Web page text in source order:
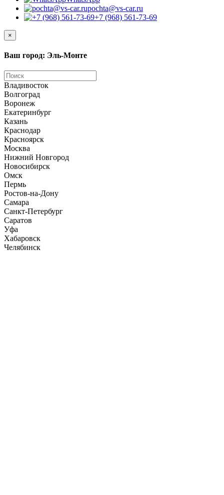
pochta@vs-car.ru
+7 (968) 561-73-69
×
Ваш город: Эль-Монте
Владивосток
Волгоград
Воронеж
Екатеринбург
Казань
Краснодар
Красноярск
Москва
Нижний Новгород
Новосибирск
Омск
Пермь
Ростов-на-Дону
Самара
Санкт-Петербург
Саратов
Уфа
Хабаровск
Челябинск